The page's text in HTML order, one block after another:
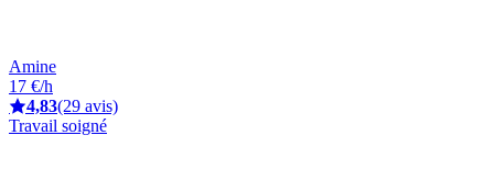
Amine
17 €/h
4,83(29 avis)
Travail soigné